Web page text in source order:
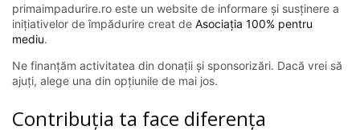
primaimpadurire.ro este un website de informare și susținere a
inițiativelor de împădurire creat de Asociația 100% pentru
mediu.
Ne finanțăm activitatea din donații și sponsorizări. Dacă vrei să
ajuți, alege una din opțiunile de mai jos.
Contribuția ta face diferența